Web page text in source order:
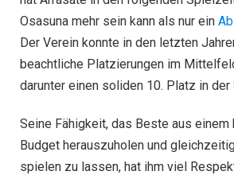
Osasuna mehr sein kann als nur ein
Der Verein konnte in den letzten
beachtliche Platzierungen im
darunter einen soliden 10. Platz in
Seine Fähigkeit, das Beste aus einem
Budget herauszuholen und
spielen zu lassen, hat ihm viel